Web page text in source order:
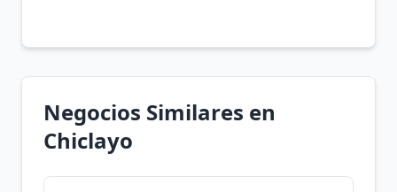
Negocios Similares en
Chiclayo